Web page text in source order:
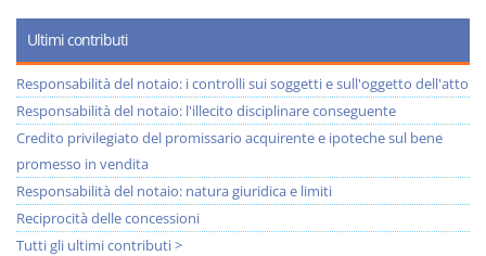
Ultimi contributi
Responsabilità del notaio: i controlli sui soggetti e sull'oggetto dell'atto
Responsabilità del notaio: l'illecito disciplinare conseguente
Credito privilegiato del promissario acquirente e ipoteche sul bene
promesso in vendita
Responsabilità del notaio: natura giuridica e limiti
Reciprocità delle concessioni
Tutti gli ultimi contributi >